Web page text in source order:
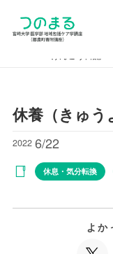
休養（きゅう
2022 6/22
休息・気分転換
よか